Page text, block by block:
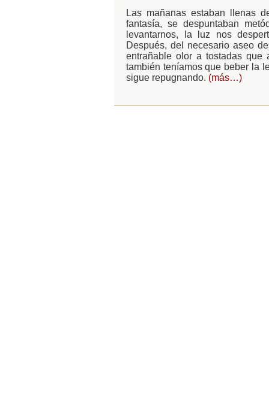
Las mañanas estaban llenas
fantasía, se despuntaban
levantarnos, la luz nos
Después, del necesario aseo
entrañable olor a tostadas
también teníamos que beber la
sigue repugnando. (más…)